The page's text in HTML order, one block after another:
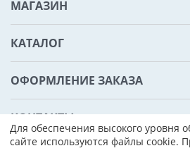
МАГАЗИН
КАТАЛОГ
ОФОРМЛЕНИЕ ЗАКАЗА
КОНТАКТЫ
Для обеспечения высокого уровня
сайте используются файлы cookie.